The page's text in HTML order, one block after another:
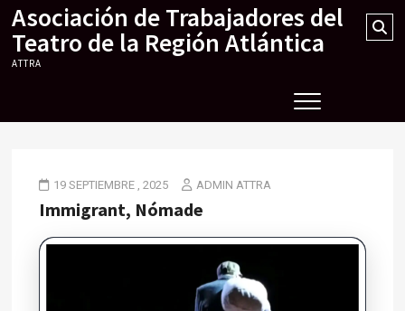
Skip
content
Asociación de Trabajadores del
Teatro de la Región Atlántica
ATTRA
19 SEPTIEMBRE , 2025 ADMIN ATTRA
Immigrant, Nómade